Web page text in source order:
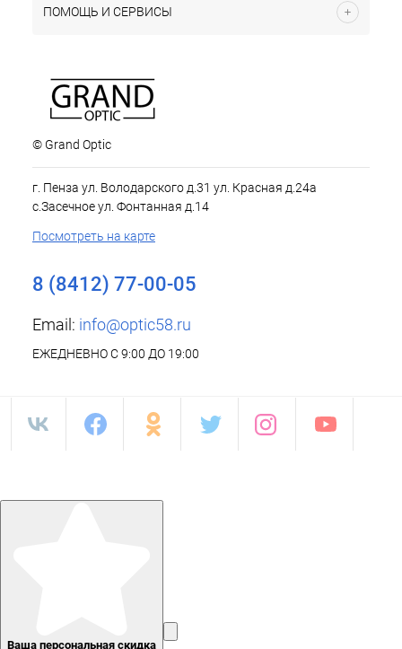
ПОМОЩЬ И СЕРВИСЫ
© Grand Optic
г. Пенза ул. Володарского д.31 ул. Красная д.24а
с.Засечное ул. Фонтанная д.14
Посмотреть на карте
8 (8412) 77-00-05
Email: info@optic58.ru
ЕЖЕДНЕВНО С 9:00 ДО 19:00
Ваша персональная скидка